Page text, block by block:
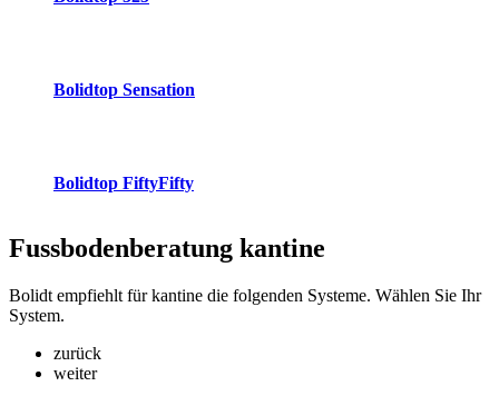
Bolidtop Sensation
Bolidtop FiftyFifty
Fussbodenberatung kantine
Bolidt empfiehlt für kantine die folgenden Systeme. Wählen Sie Ihr
System.
zurück
weiter